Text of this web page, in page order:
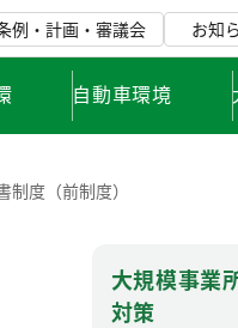
例・計画・審議会 お知
自動車環境
度（前制度）
大規模事業
対策